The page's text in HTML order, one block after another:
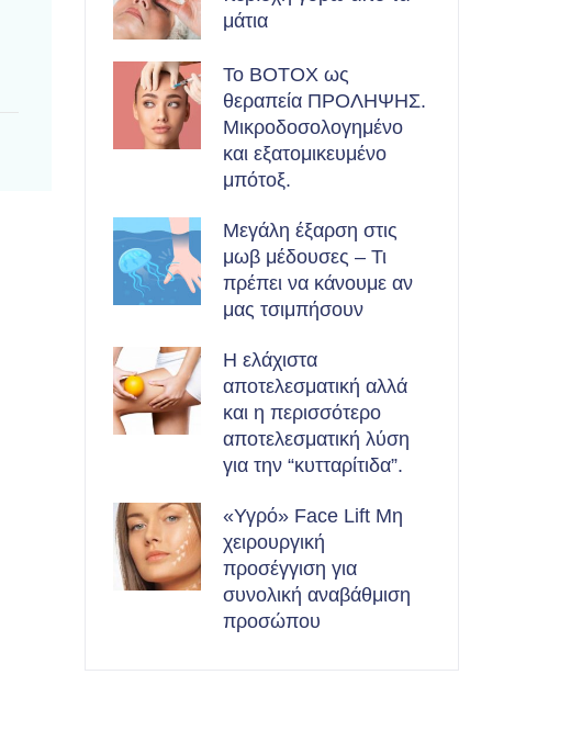
μάτια
Το BOTOX ως
θεραπεία ΠΡΟΛΗΨΗΣ.
Μικροδοσολογημένο
και εξατομικευμένο
μπότοξ.
Μεγάλη έξαρση στις
μωβ μέδουσες – Τι
πρέπει να κάνουμε αν
μας τσιμπήσουν
Η ελάχιστα
αποτελεσματική αλλά
και η περισσότερο
αποτελεσματική λύση
για την “κυτταρίτιδα”.
«Υγρό» Face Lift Μη
χειρουργική
προσέγγιση για
συνολική αναβάθμιση
προσώπου